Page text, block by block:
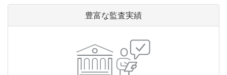
豊富な監査実績